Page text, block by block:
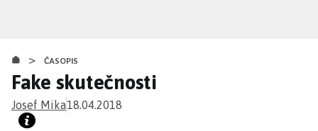
obsahu
> ČASOPIS
Fake skutečnosti
Josef Mika18.04.2018